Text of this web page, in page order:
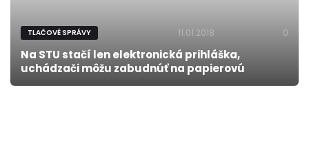
TLAČOVÉ SPRÁVY 11.01.2018 0
Na STU stačí len elektronická prihláška,
uchádzači môžu zabudnúť na papierovú